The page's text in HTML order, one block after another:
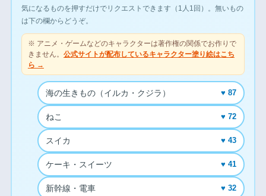
気になるものを押すだけでリクエストできます（1人1回）。無いもの
は下の欄からどうぞ。
※ アニメ・ゲームなどのキャラクターは著作権の関係でお作りで
きません。 公式サイトが配布しているキャラクター塗り絵はこち
ら →
海の生きもの（イルカ・クジラ） ♥ 87
ねこ ♥ 72
スイカ ♥ 43
ケーキ・スイーツ ♥ 41
新幹線・電車 ♥ 32